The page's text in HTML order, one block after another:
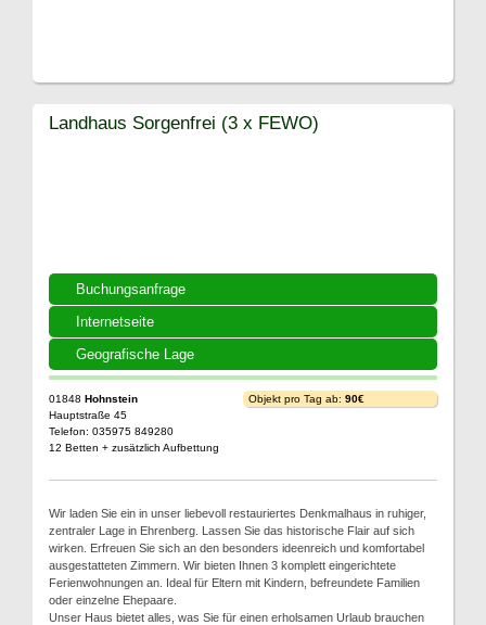
Buchungsanfrage
Internetseite
Geografische Lage
Landhaus Sorgenfrei (3 x FEWO)
01848 Hohnstein
Hauptstraße 45
Telefon: 035975 849280
12 Betten + zusätzlich Aufbettung
Objekt pro Tag ab: 90€
Wir laden Sie ein in unser liebevoll restauriertes Denkmalhaus in ruhiger,
zentraler Lage in Ehrenberg. Lassen Sie das historische Flair auf sich
wirken. Erfreuen Sie sich an den besonders ideenreich und komfortabel
ausgestatteten Zimmern. Wir bieten Ihnen 3 komplett eingerichtete
Ferienwohnungen an. Ideal für Eltern mit Kindern, befreundete Familien
oder einzelne Ehepaare.
Unser Haus bietet alles, was Sie für einen erholsamen Urlaub brauchen